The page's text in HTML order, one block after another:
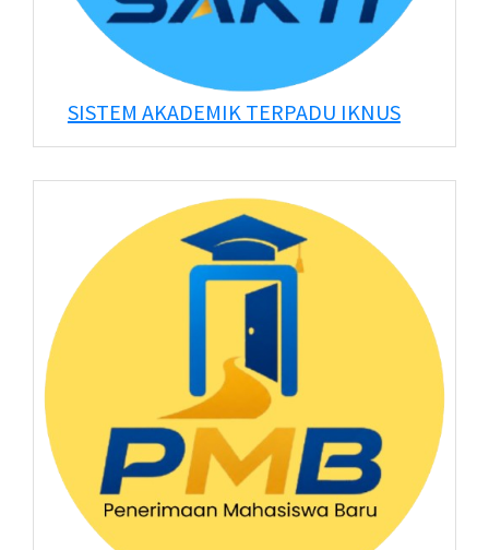
SISTEM AKADEMIK TERPADU IKNUS